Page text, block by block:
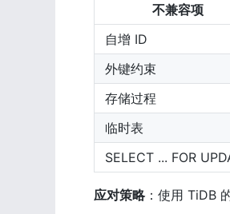
不兼容项
自增 ID
外键约束
存储过程
临时表
SELECT ... FOR
应对策略：使用 TiDB